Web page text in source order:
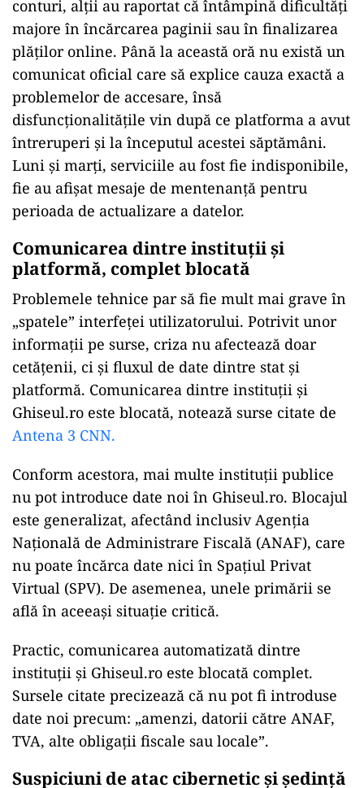
conturi, alții au raportat că întâmpină dificultăți
majore în încărcarea paginii sau în finalizarea
plăților online. Până la această oră nu există un
comunicat oficial care să explice cauza exactă a
problemelor de accesare, însă
disfuncționalitățile vin după ce platforma a avut
întreruperi și la începutul acestei săptămâni.
Luni și marți, serviciile au fost fie indisponibile,
fie au afișat mesaje de mentenanță pentru
perioada de actualizare a datelor.
Comunicarea dintre instituții și
platformă, complet blocată
Problemele tehnice par să fie mult mai grave în
„spatele” interfeței utilizatorului. Potrivit unor
informații pe surse, criza nu afectează doar
cetățenii, ci și fluxul de date dintre stat și
platformă. Comunicarea dintre instituții și
Ghiseul.ro este blocată, notează surse citate de
Antena 3 CNN.
Conform acestora, mai multe instituții publice
nu pot introduce date noi în Ghiseul.ro. Blocajul
este generalizat, afectând inclusiv Agenția
Națională de Administrare Fiscală (ANAF), care
nu poate încărca date nici în Spațiul Privat
Virtual (SPV). De asemenea, unele primării se
află în aceeași situație critică.
Practic, comunicarea automatizată dintre
instituții și Ghiseul.ro este blocată complet.
Sursele citate precizează că nu pot fi introduse
date noi precum: „amenzi, datorii către ANAF,
TVA, alte obligații fiscale sau locale”.
Suspiciuni de atac cibernetic și ședință